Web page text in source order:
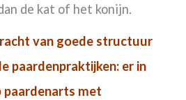
de kat of het konijn.
van goede structuur
paardenpraktijken: er in
paardenarts met